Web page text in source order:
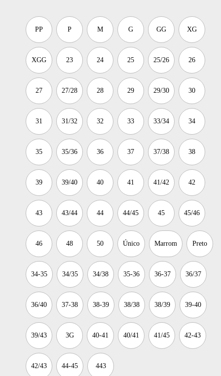
PP P M G GG XG
XGG 23 24 25 25/26 26
27 27/28 28 29 29/30 30
31 31/32 32 33 33/34 34
35 35/36 36 37 37/38 38
39 39/40 40 41 41/42 42
43 43/44 44 44/45 45 45/46
46 48 50 Único Marrom Preto
34-35 34/35 34/38 35-36 36-37 36/37
36/40 37-38 38-39 38/38 38/39 39-40
39/43 3G 40-41 40/41 41/45 42-43
42/43 44-45 443